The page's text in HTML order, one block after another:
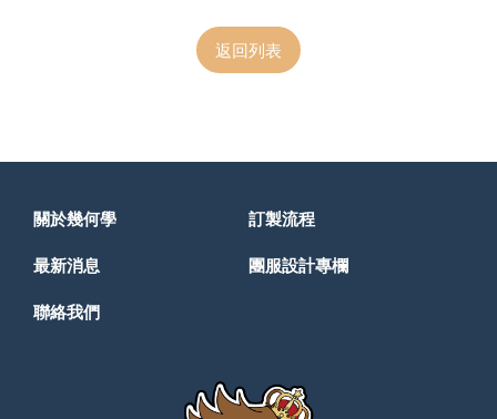
返回列表
關於幾何學 訂製流程
最新消息 團服設計專欄
聯絡我們